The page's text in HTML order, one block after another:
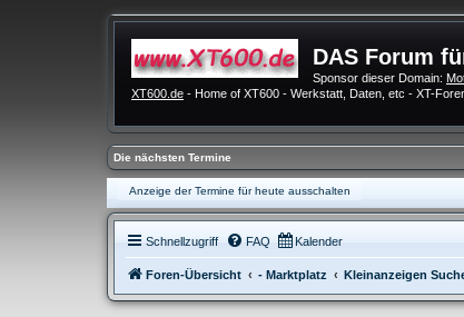
DAS Forum
Sponsor dieser Domain:
XT600.de - Home of XT600 - Werkstatt, Daten, etc - XT-
Die nächsten Termine
Anzeige der Termine für heute ausschalten
Schnellzugriff FAQ Kalender
Foren-Übersicht - Marktplatz Kleinanzeigen